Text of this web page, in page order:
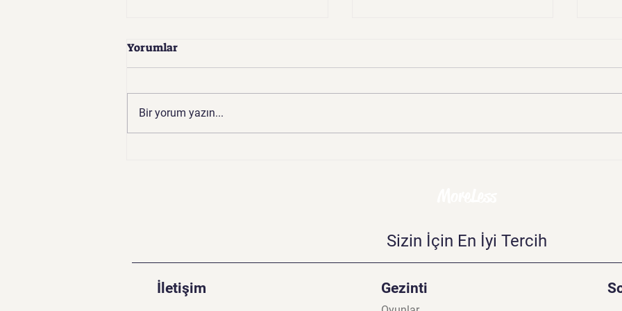
Yorumlar
Bir yorum yazın...
Sizin İçin En İyi Tercih
İletişim Gezinti